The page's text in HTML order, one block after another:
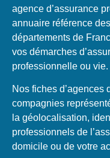
agence d’assurance
annuaire référence
départements de
vos démarches
professionnelle ou vie.
Nos fiches d’agences
compagnies
la géolocalisation,
professionnels de
domicile ou de votre